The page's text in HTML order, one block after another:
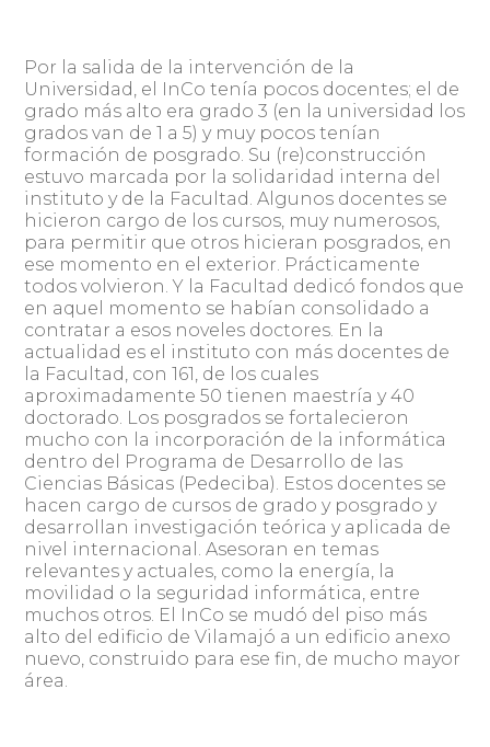
Por la salida de la intervención de la
Universidad, el InCo tenía pocos docentes; el de
grado más alto era grado 3 (en la universidad los
grados van de 1 a 5) y muy pocos tenían
formación de posgrado. Su (re)construcción
estuvo marcada por la solidaridad interna del
instituto y de la Facultad. Algunos docentes se
hicieron cargo de los cursos, muy numerosos,
para permitir que otros hicieran posgrados, en
ese momento en el exterior. Prácticamente
todos volvieron. Y la Facultad dedicó fondos que
en aquel momento se habían consolidado a
contratar a esos noveles doctores. En la
actualidad es el instituto con más docentes de
la Facultad, con 161, de los cuales
aproximadamente 50 tienen maestría y 40
doctorado. Los posgrados se fortalecieron
mucho con la incorporación de la informática
dentro del Programa de Desarrollo de las
Ciencias Básicas (Pedeciba). Estos docentes se
hacen cargo de cursos de grado y posgrado y
desarrollan investigación teórica y aplicada de
nivel internacional. Asesoran en temas
relevantes y actuales, como la energía, la
movilidad o la seguridad informática, entre
muchos otros. El InCo se mudó del piso más
alto del edificio de Vilamajó a un edificio anexo
nuevo, construido para ese fin, de mucho mayor
área.